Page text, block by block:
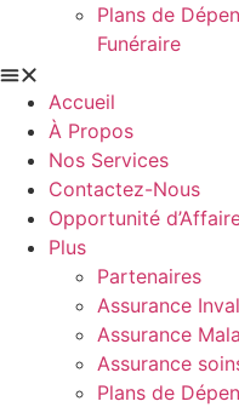
Plans de
Funéraire
Accueil
À Propos
Nos Services
Contactez-Nous
Opportunité
Plus
Partenaires
Assurance
Assurance
Assurance
Plans de